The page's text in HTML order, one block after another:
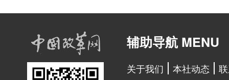
辅助导航 MENU
关于我们 本社动态